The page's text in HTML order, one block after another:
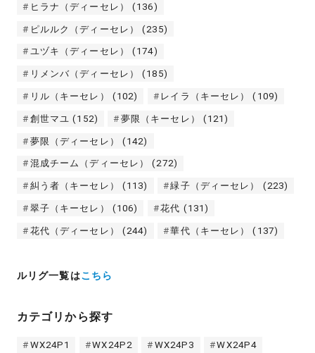
ヒラナ（ディーセレ） (136)
ピルルク（ディーセレ） (235)
ユヅキ（ディーセレ） (174)
リメンバ（ディーセレ） (185)
リル（キーセレ） (102) レイラ（キーセレ） (109)
創世マユ (152) 夢限（キーセレ） (121)
夢限（ディーセレ） (142)
混成チーム（ディーセレ） (272)
糾う者（キーセレ） (113) 緑子（ディーセレ） (223)
翠子（キーセレ） (106) 花代 (131)
花代（ディーセレ） (244) 華代（キーセレ） (137)
ルリグ一覧はこちら
カテゴリから探す
WX24P1 WX24P2 WX24P3 WX24P4